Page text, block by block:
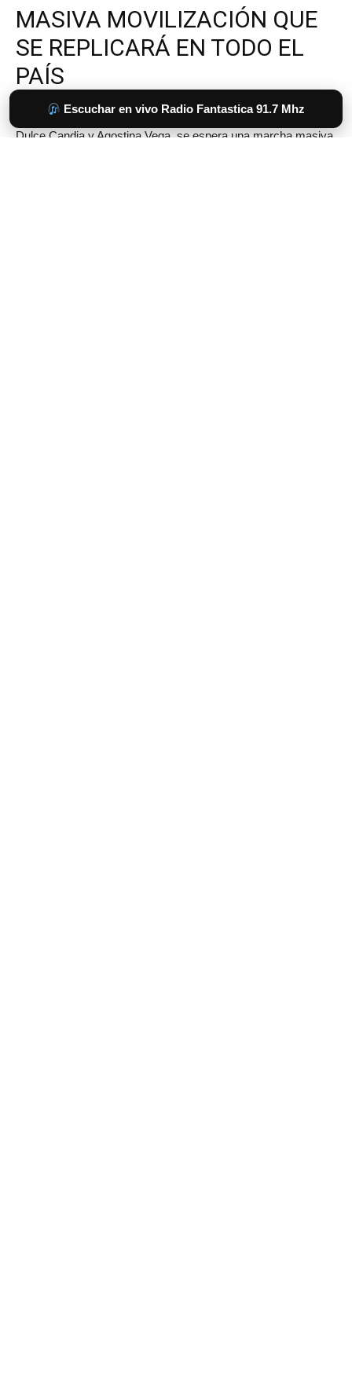
Escuchar en vivo Radio Fantastica 91.7 Mhz